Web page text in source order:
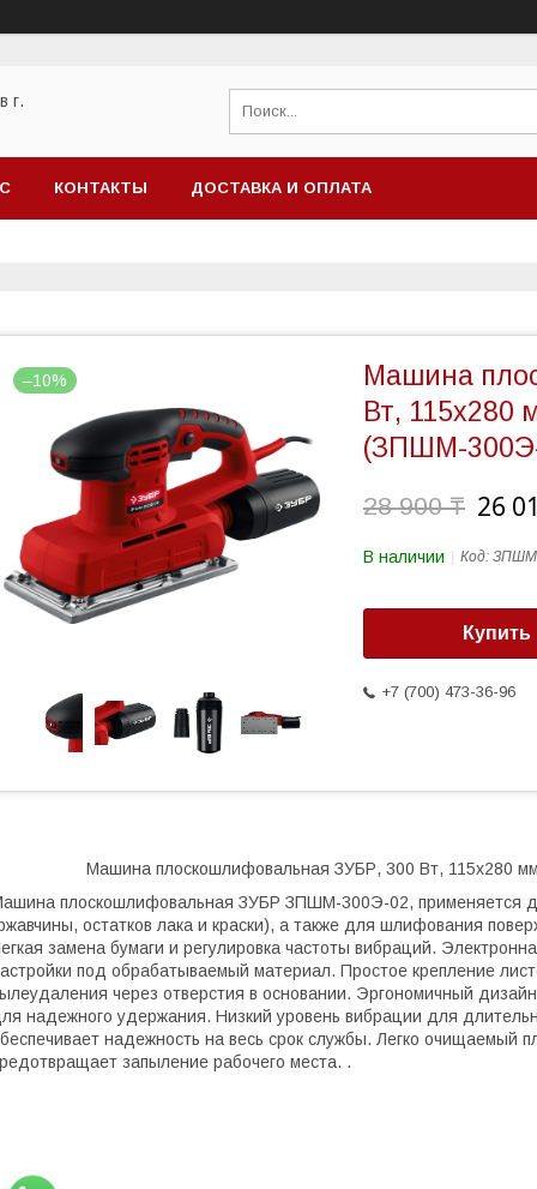
г.
КОНТАКТЫ ДОСТАВКА И ОПЛАТА
–10%
Машина
Вт, 115х280
(ЗПШМ-
28 900 ₸ 26
В наличии Код:
Купить
+7 (700) 473-36-96
Машина плоскошлифовальная ЗУБР, 300 Вт, 115х280
плоскошлифовальная ЗУБР ЗПШМ-300Э-02, применяется
остатков лака и краски), а также для шлифования
замена бумаги и регулировка частоты вибраций.
под обрабатываемый материал. Простое крепление
через отверстия в основании. Эргономичный
надежного удержания. Низкий уровень вибрации для
надежность на весь срок службы. Легко очищаемый
запыление рабочего места. .